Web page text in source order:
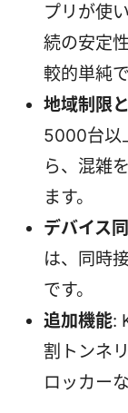
プリが使
続の安定
較的単純で
地域制限
5000台以
ら、混雑
ます。
デバイス
は、同時
です。
追加機能:
割トンネ
ロッカー